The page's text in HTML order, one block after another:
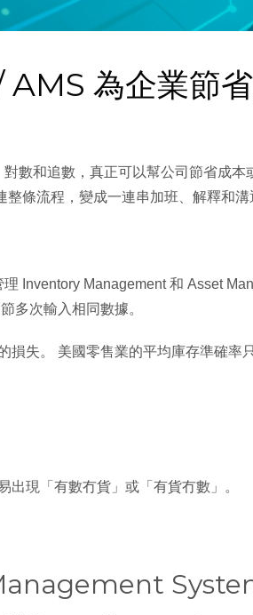
為企業節省
數和追數，真正可以幫公司節省成本
條流程，變成一連串加班、解釋和溝
Inventory Management 和 Asset
多次輸入相同數據。​
失。 美國零售業的平均庫存準確率
現「有數冇貨」或「有貨冇數」。